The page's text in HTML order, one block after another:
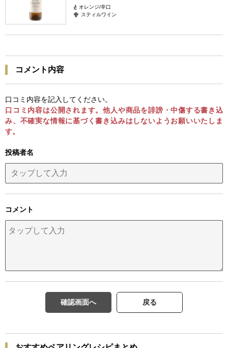
オレンジ/辛口
スティルワイン
コメント内容
口コミ内容を記入してください。
口コミ内容は公開されます。他人や商品を誹謗・中傷する書き込
み、不確実な情報に基づく書き込みはしないようお願いいたしま
す。
投稿者名
コメント
確認画面へ 戻る